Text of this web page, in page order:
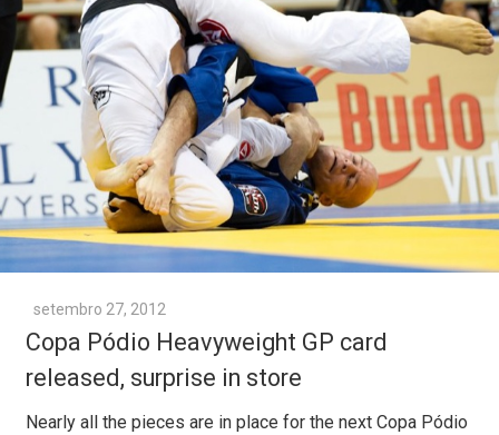
setembro 27, 2012
Copa Pódio Heavyweight GP card
released, surprise in store
Nearly all the pieces are in place for the next Copa Pódio